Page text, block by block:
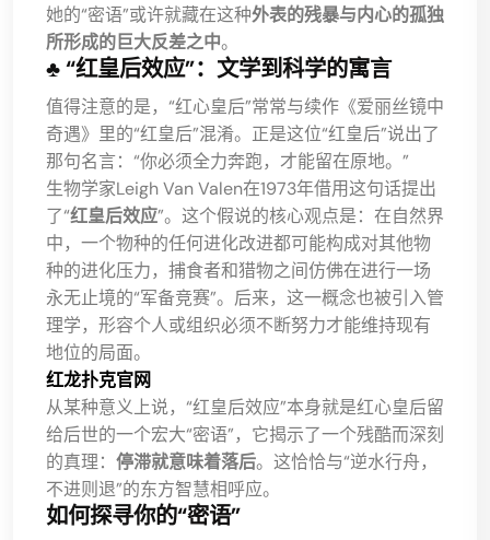
她的“密语”或许就藏在这种外表的残暴与内心的孤独
所形成的巨大反差之中。
♣️ “红皇后效应”：文学到科学的寓言
值得注意的是，“红心皇后”常常与续作《爱丽丝镜中
奇遇》里的“红皇后”混淆。正是这位“红皇后”说出了
那句名言：“你必须全力奔跑，才能留在原地。”
生物学家Leigh Van Valen在1973年借用这句话提出
了“红皇后效应”。这个假说的核心观点是：在自然界
中，一个物种的任何进化改进都可能构成对其他物
种的进化压力，捕食者和猎物之间仿佛在进行一场
永无止境的“军备竞赛”。后来，这一概念也被引入管
理学，形容个人或组织必须不断努力才能维持现有
地位的局面。
红龙扑克官网
从某种意义上说，“红皇后效应”本身就是红心皇后留
给后世的一个宏大“密语”，它揭示了一个残酷而深刻
的真理： 停滞就意味着落后。这恰恰与“逆水行舟，
不进则退”的东方智慧相呼应。
如何探寻你的“密语”